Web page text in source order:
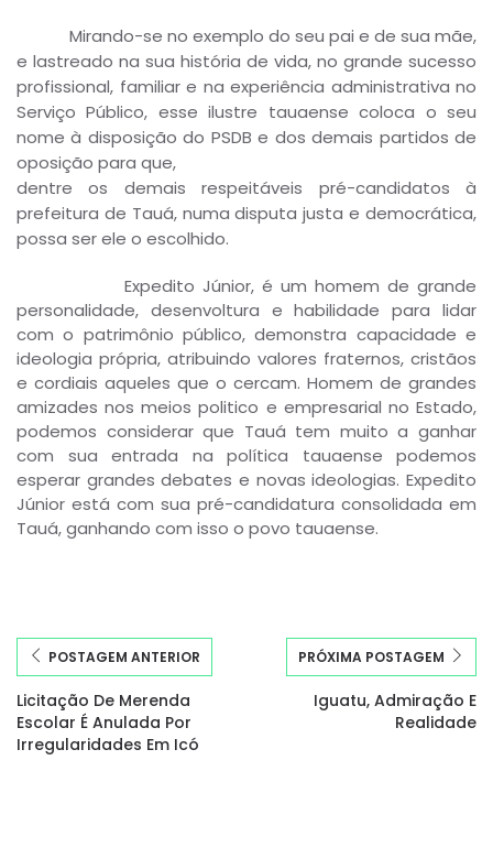
Mirando-se no exemplo do seu pai e de sua mãe,
e lastreado na sua história de vida, no grande sucesso
profissional, familiar e na experiência administrativa no
Serviço Público, esse ilustre tauaense coloca o seu
nome à disposição do PSDB e dos demais partidos de
oposição para que,
dentre os demais respeitáveis pré-candidatos à
prefeitura de Tauá, numa disputa justa e democrática,
possa ser ele o escolhido.
Expedito Júnior, é um homem de grande
personalidade, desenvoltura e habilidade para lidar
com o patrimônio público, demonstra capacidade e
ideologia própria, atribuindo valores fraternos, cristãos
e cordiais aqueles que o cercam. Homem de grandes
amizades nos meios politico e empresarial no Estado,
podemos considerar que Tauá tem muito a ganhar
com sua entrada na política tauaense podemos
esperar grandes debates e novas ideologias. Expedito
Júnior está com sua pré-candidatura consolidada em
Tauá, ganhando com isso o povo tauaense.
POSTAGEM ANTERIOR
Licitação De Merenda
Escolar É Anulada Por
Irregularidades Em Icó
PRÓXIMA POSTAGEM
Iguatu, Admiração E
Realidade